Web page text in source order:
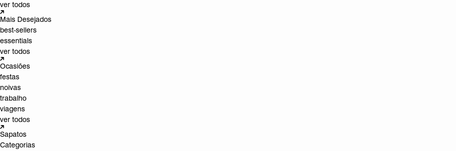
ver todos
Mais Desejados
best-sellers
essentials
ver todos
Ocasiões
festas
noivas
trabalho
viagens
ver todos
Sapatos
Categorias